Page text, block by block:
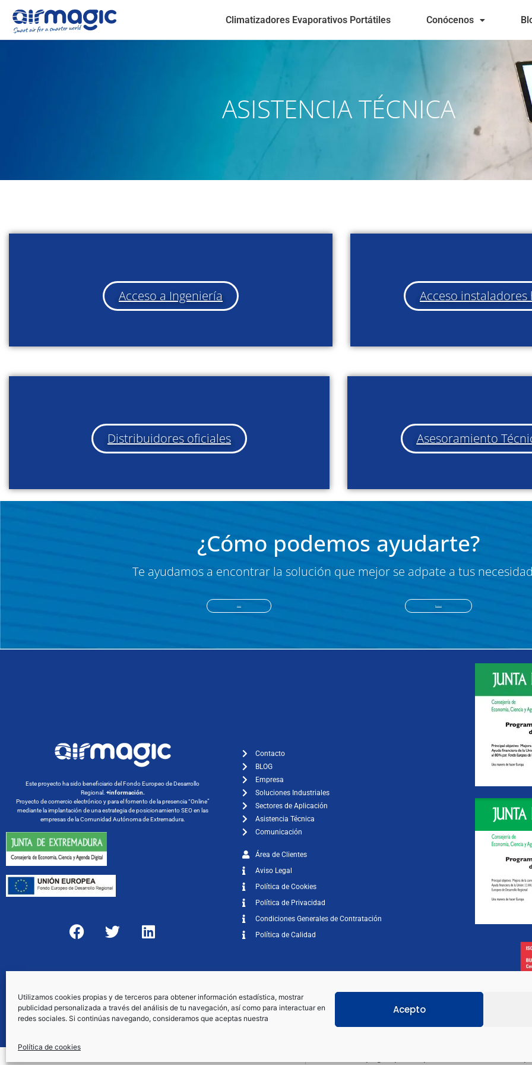
Utilizamos cookies propias y de terceros para obtener información estadística, mostrar
publicidad personalizada a través del análisis de tu navegación, así como para interactuar en
redes sociales. Si continúas navegando, consideramos que aceptas nuestra
Acepto
Política de cookies
Climatizadores Evaporativos Portátiles Conócenos
ASISTENCIA TÉCNICA
Acceso a Ingeniería Acceso
Distribuidores oficiales Asesoramiento
¿Cómo podemos ayudarte?
Te ayudamos a encontrar la solución que mejor se adpate a tus
Este proyecto ha sido beneficiario del Fondo Europeo de Desarrollo
Regional. +información.
Proyecto de comercio electrónico y para el fomento de la presencia “Online”
mediante la implantación de una estrategia de posicionamiento SEO en las
empresas de la Comunidad Autónoma de Extremadura.
Contacto
BLOG
Empresa
Soluciones Industriales
Sectores de Aplicación
Asistencia Técnica
Comunicación
Área de Clientes
Aviso Legal
Política de Cookies
Política de Privacidad
Condiciones Generales de Contratación
Política de Calidad